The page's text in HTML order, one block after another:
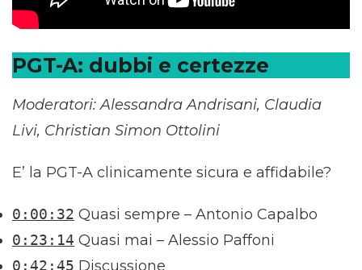
PGT-A: dubbi e certezze
Moderatori: Alessandra Andrisani, Claudia
Livi, Christian Simon Ottolini
E’ la PGT-A clinicamente sicura e affidabile?
0:00:32 Quasi sempre – Antonio Capalbo
0:23:14 Quasi mai – Alessio Paffoni
0:42:45 Discussione